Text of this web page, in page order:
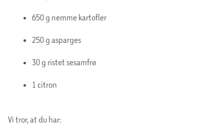
650 g nemme kartofler
250 g asparges
30 g ristet sesamfrø
1 citron
Vi tror, at du har: